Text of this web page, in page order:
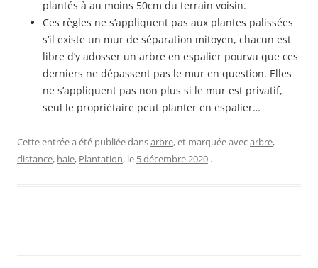
plantés à au moins 50cm du terrain voisin.
Ces règles ne s’appliquent pas aux plantes palissées
s’il existe un mur de séparation mitoyen, chacun est
libre d’y adosser un arbre en espalier pourvu que ces
derniers ne dépassent pas le mur en question. Elles
ne s’appliquent pas non plus si le mur est privatif,
seul le propriétaire peut planter en espalier…
Cette entrée a été publiée dansarbre, et marquée avecarbre,
distance, haie, Plantation, le 5 décembre 2020 .